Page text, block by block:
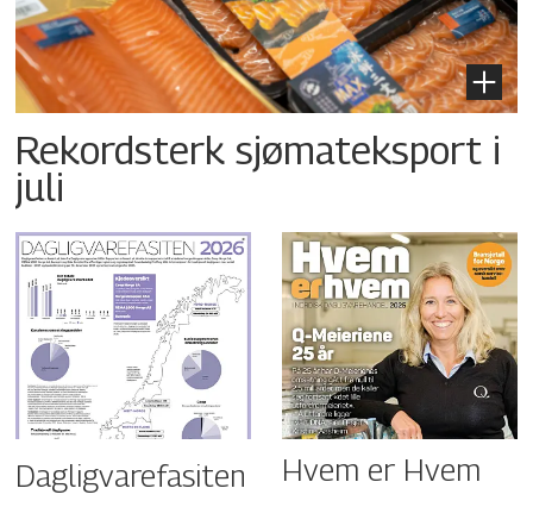
Rekordsterk sjømateksport i
juli
Dagligvarefasiten Hvem er Hvem